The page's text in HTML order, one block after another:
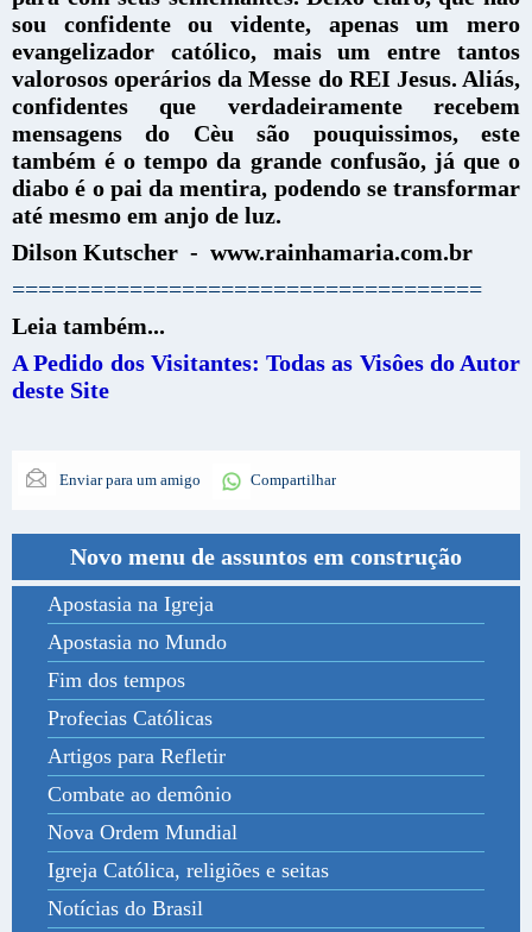
sou confidente ou vidente, apenas um mero
evangelizador católico, mais um entre tantos
valorosos operários da Messe do REI Jesus. Aliás,
confidentes que verdadeiramente recebem
mensagens do Cèu são pouquissimos, este
também é o tempo da grande confusão, já que o
diabo é o pai da mentira, podendo se transformar
até mesmo em anjo de luz.
Dilson Kutscher - www.rainhamaria.com.br
====================================
Leia também...
A Pedido dos Visitantes: Todas as Visôes do Autor
deste Site
Enviar para um amigo Compartilhar
Novo menu de assuntos em construção
Apostasia na Igreja
Apostasia no Mundo
Fim dos tempos
Profecias Católicas
Artigos para Refletir
Combate ao demônio
Nova Ordem Mundial
Igreja Católica, religiões e seitas
Notícias do Brasil